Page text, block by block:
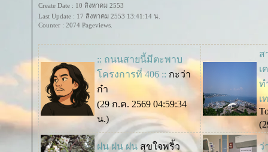
Create Date : 10 สิงหาคม 2553
Last Update : 17 สิงหาคม 2553 13:41:14 น.
Counter : 2074 Pageviews.
:: ถนนสายนี้มีตะพาบ
ครงการที่ 406 :: กะว่า
ก๋า
(29 ก.ค. 2569 04:59:34
น.)
ส
เ
ท
เ
ฝน ฝน ฝน สุขใจพริ้ว
ว่